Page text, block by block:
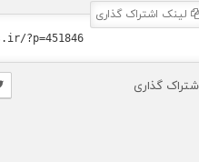
لینک اشتراک گذاری
گذاری